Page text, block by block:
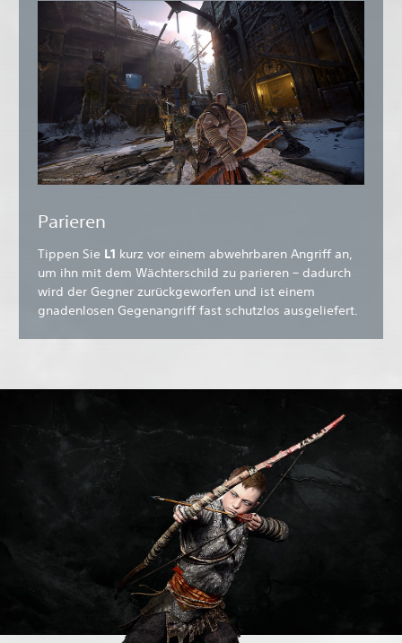
Parieren
Tippen Sie L1 kurz vor einem abwehrbaren Angriff an,
um ihn mit dem Wächterschild zu parieren – dadurch
wird der Gegner zurückgeworfen und ist einem
gnadenlosen Gegenangriff fast schutzlos ausgeliefert.